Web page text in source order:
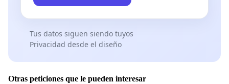
Tus datos siguen siendo tuyos
Privacidad desde el diseño
Otras peticiones que le pueden interesar